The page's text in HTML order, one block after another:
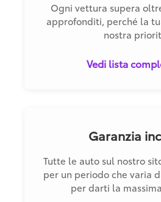
Ogni vettura supera
approfonditi, perché la
nostra
Vedi lista
Garanzia
Tutte le auto sul nostro
per un periodo che varia
per darti la